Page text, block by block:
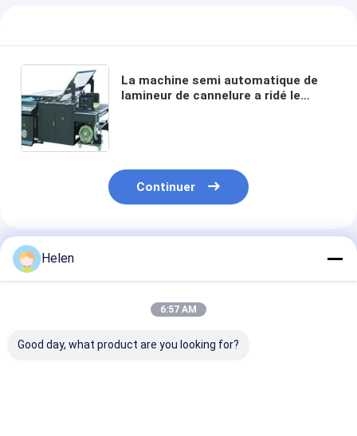
La machine semi automatique de
lamineur de cannelure a ridé le
Continuer
Produits Recommandés
Helen
6:57 AM
Good day, what product are you looking for?